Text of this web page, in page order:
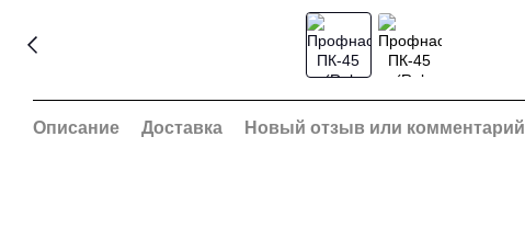
Описание Доставка Новый отзыв или комментарий